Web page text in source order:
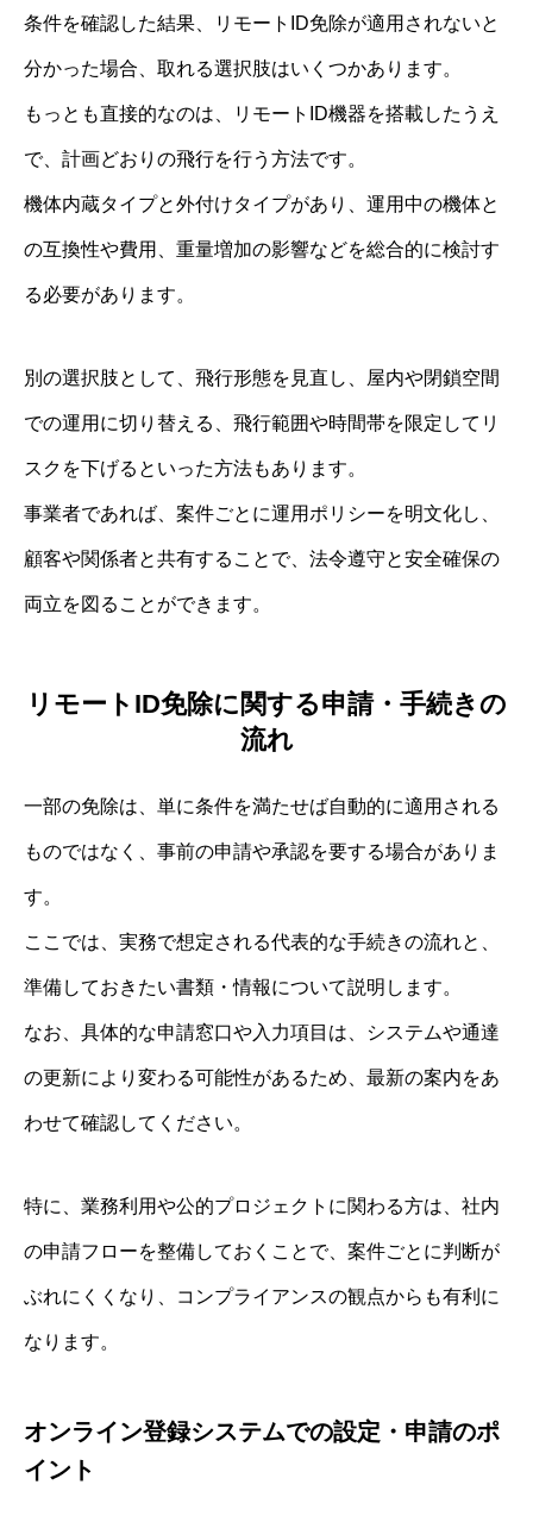
条件を確認した結果、リモートID免除が適用されないと
分かった場合、取れる選択肢はいくつかあります。
もっとも直接的なのは、リモートID機器を搭載したうえ
で、計画どおりの飛行を行う方法です。
機体内蔵タイプと外付けタイプがあり、運用中の機体と
の互換性や費用、重量増加の影響などを総合的に検討す
る必要があります。
別の選択肢として、飛行形態を見直し、屋内や閉鎖空間
での運用に切り替える、飛行範囲や時間帯を限定してリ
スクを下げるといった方法もあります。
事業者であれば、案件ごとに運用ポリシーを明文化し、
顧客や関係者と共有することで、法令遵守と安全確保の
両立を図ることができます。
リモートID免除に関する申請・手続きの
流れ
一部の免除は、単に条件を満たせば自動的に適用される
ものではなく、事前の申請や承認を要する場合がありま
す。
ここでは、実務で想定される代表的な手続きの流れと、
準備しておきたい書類・情報について説明します。
なお、具体的な申請窓口や入力項目は、システムや通達
の更新により変わる可能性があるため、最新の案内をあ
わせて確認してください。
特に、業務利用や公的プロジェクトに関わる方は、社内
の申請フローを整備しておくことで、案件ごとに判断が
ぶれにくくなり、コンプライアンスの観点からも有利に
なります。
オンライン登録システムでの設定・申請のポ
イント